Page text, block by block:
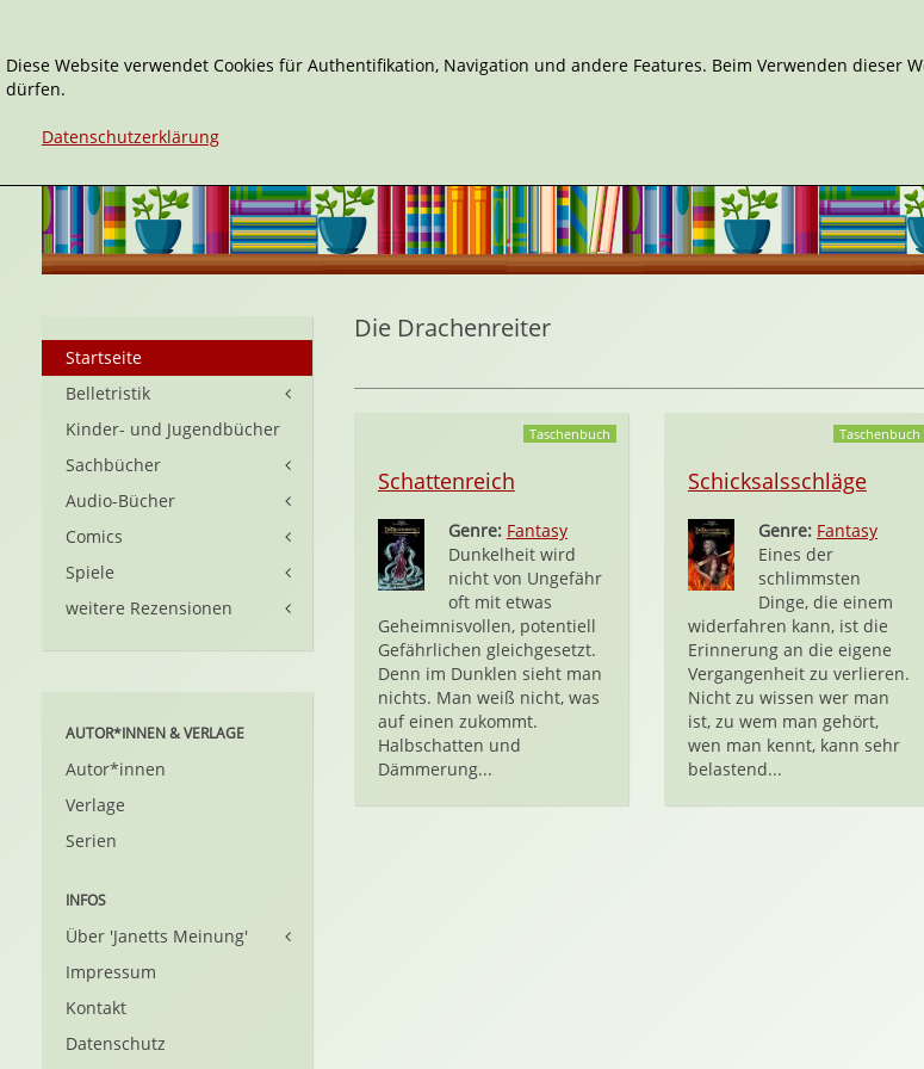
Die Drachenreiter
Taschenbuch
Schattenreich
Genre: Fantasy
Dunkelheit wird
nicht von Ungefähr
oft mit etwas
Geheimnisvollen, potentiell
Gefährlichen gleichgesetzt.
Denn im Dunklen sieht man
nichts. Man weiß nicht, was
auf einen zukommt.
Halbschatten und
Dämmerung...
Taschenbuch
Schicksalsschläge
Genre: Fantasy
Eines der
schlimmsten
Dinge, die einem
widerfahren kann, ist die
Erinnerung an die eigene
Vergangenheit zu verlieren.
Nicht zu wissen wer man
ist, zu wem man gehört,
wen man kennt, kann sehr
belastend...
Startseite
Belletristik
Kinder- und Jugendbücher
Sachbücher
Audio-Bücher
Comics
Spiele
weitere Rezensionen
AUTOR*INNEN & VERLAGE
Autor*innen
Verlage
Serien
INFOS
Über 'Janetts Meinung'
Impressum
Kontakt
Datenschutz
Diese Website verwendet Cookies für Authentifikation, Navigation und andere Features. Beim Verwenden dieser
dürfen.
Datenschutzerklärung